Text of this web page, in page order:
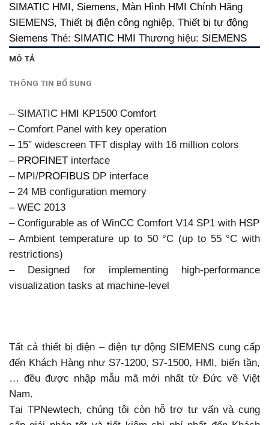
SIMATIC HMI, Siemens, Màn Hình HMI Chính Hãng
SIEMENS, Thiết bị điện công nghiệp, Thiết bị tự động
Siemens Thẻ: SIMATIC HMI Thương hiệu: SIEMENS
MÔ TẢ
THÔNG TIN BỔ SUNG
– SIMATIC HMI KP1500 Comfort
– Comfort Panel with key operation
– 15″ widescreen TFT display with 16 million colors
– PROFINET interface
– MPI/PROFIBUS DP interface
– 24 MB configuration memory
– WEC 2013
– Configurable as of WinCC Comfort V14 SP1 with HSP
– Ambient temperature up to 50 °C (up to 55 °C with
restrictions)
– Designed for implementing high-performance
visualization tasks at machine-level
Tất cả thiết bị điện – điện tự động SIEMENS cung cấp
đến Khách Hàng như S7-1200, S7-1500, HMI, biến tần,
… đều được nhập mẫu mã mới nhất từ Đức về Việt
Nam.
Tại TPNewtech, chúng tôi còn hỗ trợ tư vấn và cung